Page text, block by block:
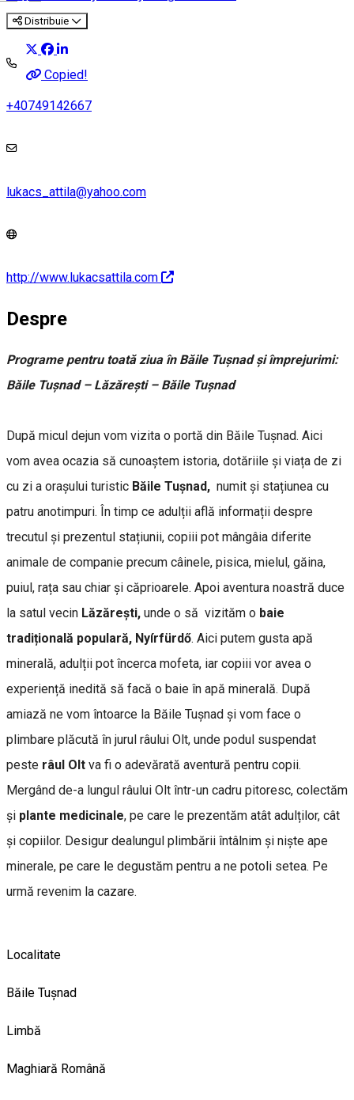
Distribuie
Copied!
+40749142667
lukacs_attila@yahoo.com
http://www.lukacsattila.com
Despre
Programe pentru toată ziua în Băile Tușnad și împrejurimi:
Băile Tușnad – Lăzărești – Băile Tușnad
După micul dejun vom vizita o portă din Băile Tușnad. Aici
vom avea ocazia să cunoaștem istoria, dotăriile și viața de zi
cu zi a orașului turistic Băile Tușnad, numit și stațiunea cu
patru anotimpuri. În timp ce adulții află informații despre
trecutul și prezentul stațiunii, copiii pot mângâia diferite
animale de companie precum câinele, pisica, mielul, găina,
puiul, rața sau chiar și căprioarele. Apoi aventura noastră duce
la satul vecin Lăzărești, unde o să vizităm o baie
tradițională populară, Nyírfürdő. Aici putem gusta apă
minerală, adulții pot încerca mofeta, iar copiii vor avea o
experiență inedită să facă o baie în apă minerală. După
amiază ne vom întoarce la Băile Tușnad și vom face o
plimbare plăcută în jurul râului Olt, unde podul suspendat
peste râul Olt va fi o adevărată aventură pentru copii.
Mergând de-a lungul râului Olt într-un cadru pitoresc, colectăm
și plante medicinale, pe care le prezentăm atât adulților, cât
și copiilor. Desigur dealungul plimbării întâlnim și niște ape
minerale, pe care le degustăm pentru a ne potoli setea. Pe
urmă revenim la cazare.
Localitate
Băile Tușnad
Limbă
Maghiară Română